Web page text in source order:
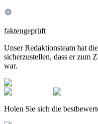
faktengeprüft
Unser Redaktionsteam hat
sicherzustellen, dass er zum
war.
Holen Sie sich die